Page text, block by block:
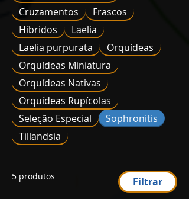
Cruzamentos
Frascos
Híbridos
Laelia
Laelia purpurata
Orquídeas
Orquídeas Miniatura
Orquídeas Nativas
Orquídeas Rupícolas
Seleção Especial
Sophronitis
Tillandsia
5 produtos Filtrar